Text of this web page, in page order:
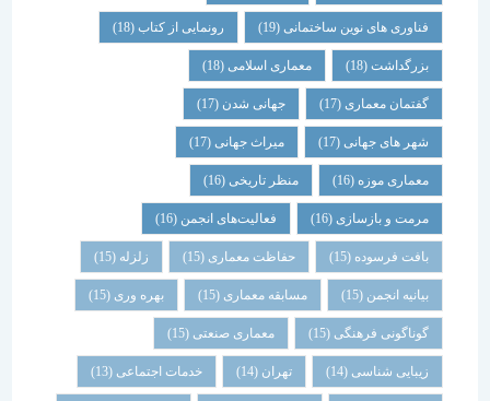
فناوری های نوین ساختمانی(19) رونمایی از کتاب (18)
بزرگداشت (18) معماری اسلامی(18)
گفتمان معماری (17) جهانی شدن(17)
شهر های جهانی(17) میراث جهانی(17)
معماری موزه(16) منظر تاریخی (16)
مرمت و بازسازی(16) فعالیت‌های انجمن(16)
بافت فرسوده (15) حفاظت معماری (15) زلزله
بیانیه انجمن(15) مسابقه معماری (15) بهره وری(15)
گوناگونی فرهنگی (15) معماری صنعتی(15)
زیبایی شناسی (14) تهران خدمات اجتماعی (13)